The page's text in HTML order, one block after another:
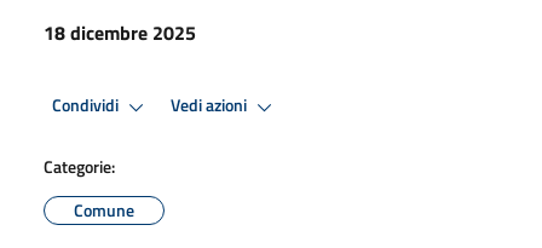
18 dicembre 2025
Condividi Vedi azioni
Categorie:
Comune